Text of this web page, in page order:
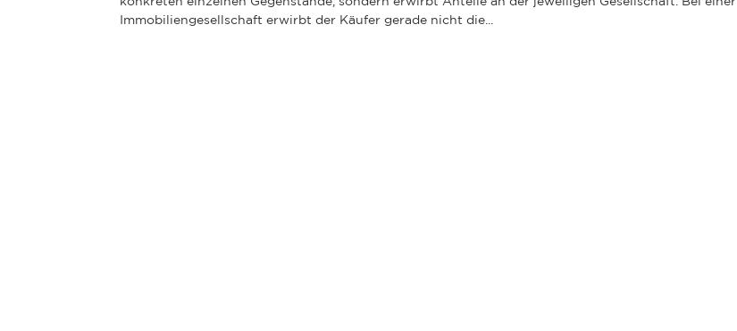
Immobiliengesellschaft erwirbt der Käufer gerade nicht die...